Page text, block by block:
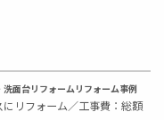
洗面台リフォームリフォーム事例
リフォーム／工事費：総額